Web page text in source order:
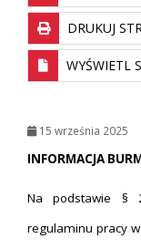
DRUKUJ
WYŚWIETL
15 września 2025
INFORMACJA
Na podstawie §
regulaminu pracy